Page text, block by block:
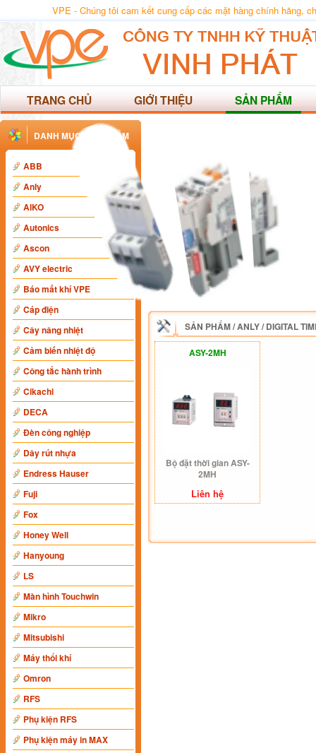
VPE - Chúng tôi cam kết cung cấp các mặt hàng chính hãng,
TRANG CHỦ GIỚI THIỆU SẢN PHẨM
DANH MỤC SẢN PHẨM
ABB
Anly
AIKO
Autonics
Ascon
AVY electric
Báo mất khí VPE
Cáp điện
Cây nâng nhiệt
Cảm biến nhiệt độ
Công tắc hành trình
Cikachi
DECA
Đèn công nghiệp
Dây rút nhựa
Endress Hauser
Fuji
Fox
Honey Well
Hanyoung
LS
Màn hình Touchwin
Mikro
Mitsubishi
Máy thổi khí
Omron
RFS
Phụ kiện RFS
Phụ kiện máy in MAX
SẢN PHẨM/ANLY/DIGITAL
ASY-2MH
Bộ đặt thời gian ASY-
2MH
Liên hệ